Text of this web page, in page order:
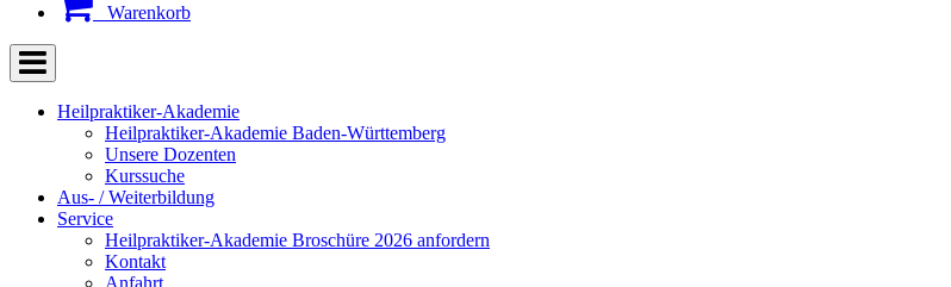
Warenkorb
Heilpraktiker-Akademie
Heilpraktiker-Akademie Baden-Württemberg
Unsere Dozenten
Kurssuche
Aus- / Weiterbildung
Service
Heilpraktiker-Akademie Broschüre 2026 anfordern
Kontakt
Anfahrt